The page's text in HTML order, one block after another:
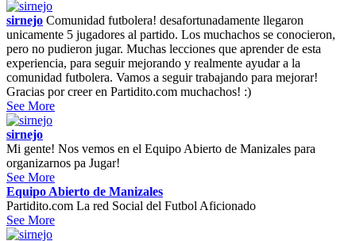
sirnejo Comunidad futbolera! desafortunadamente llegaron
unicamente 5 jugadores al partido. Los muchachos se conocieron,
pero no pudieron jugar. Muchas lecciones que aprender de esta
experiencia, para seguir mejorando y realmente ayudar a la
comunidad futbolera. Vamos a seguir trabajando para mejorar!
Gracias por creer en Partidito.com muchachos! :)
See More
sirnejo
Mi gente! Nos vemos en el Equipo Abierto de Manizales para
organizarnos pa Jugar!
See More
Equipo Abierto de Manizales
Partidito.com La red Social del Futbol Aficionado
See More